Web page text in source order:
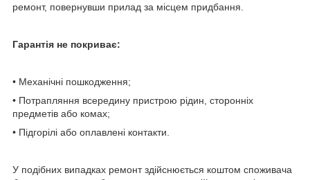
ремонт, повернувши прилад за місцем придбання.
Гарантія не покриває:
• Механічні пошкодження;
• Потрапляння всередину пристрою рідин, сторонніх
предметів або комах;
• Підгорілі або оплавлені контакти.
У подібних випадках ремонт здійснюється коштом споживача